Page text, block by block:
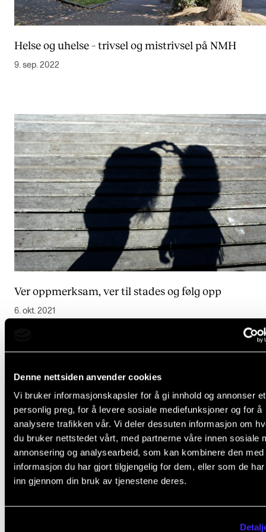
Denne nettsiden anvender cookies
Vi bruker informasjonskapsler for å gi innhold og annonser et
personlig preg, for å levere sosiale mediefunksjoner og for å
analysere trafikken vår. Vi deler dessuten informasjon om
du bruker nettstedet vårt, med partnerne våre innen sosiale
annonsering og analysearbeid, som kan kombinere den med
informasjon du har gjort tilgjengelig for dem, eller som de
inn gjennom din bruk av tjenestene deres.
Helse og uhelse – trivsel og mistrivsel på NMH
9. sep. 2022
Ver oppmerksam, ver til stades og følg opp
6. okt. 2021
Se flere resultater
Arrangementer (1)